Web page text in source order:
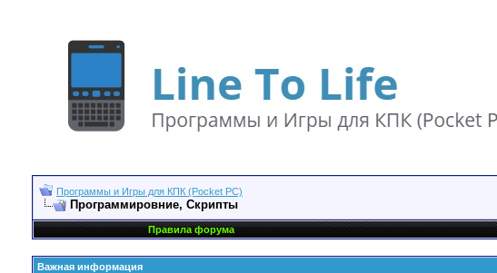
Программы и Игры для КПК (Pocket PC)
Программировние, Скрипты
Правила форума
Важная информация